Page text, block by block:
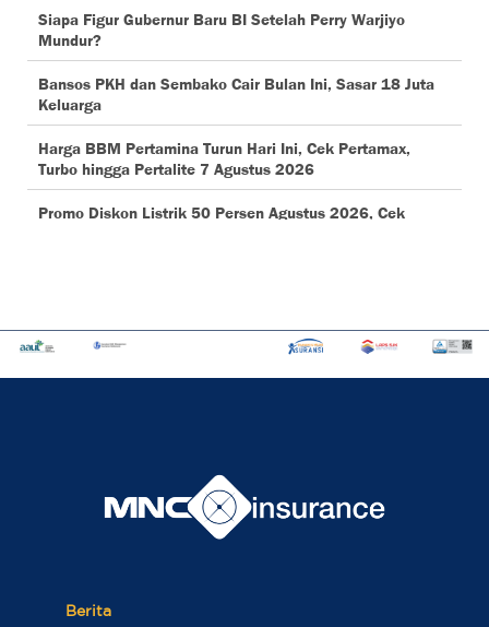
Berita